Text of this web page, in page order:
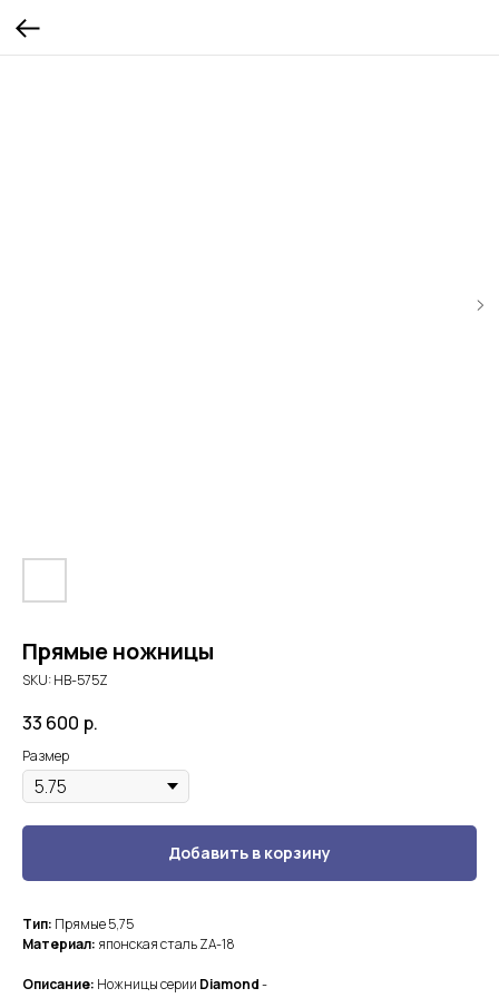
Прямые ножницы
SKU:HB-575Z
33 600 р.
Размер
Добавить в корзину
Тип: Прямые 5,75
Материал: японская сталь ZA-18
Описание: Ножницы серии Diamond-